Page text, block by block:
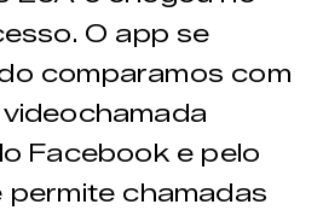
O app se
comparamos com
Facebook e pelo
permite chamadas